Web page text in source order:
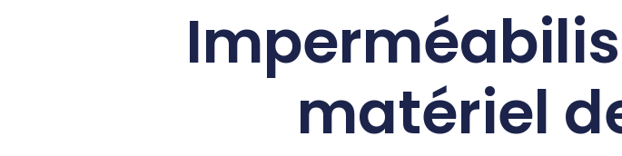
matériel